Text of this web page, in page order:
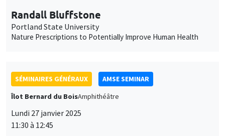
Randall Bluffstone
Portland State University
Nature Prescriptions to Potentially Improve Human Health
SÉMINAIRES GÉNÉRAUX
AMSE SEMINAR
Îlot Bernard du BoisAmphithéâtre
Lundi 27 janvier 2025
11:30 à 12:45